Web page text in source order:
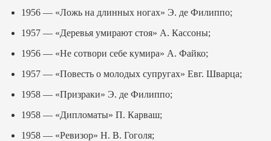
1956 — «Ложь на длинных ногах» Э. де Филиппо;
1957 — «Деревья умирают стоя» А. Кассоны;
1956 — «Не сотвори себе кумира» А. Файко;
1957 — «Повесть о молодых супругах» Евг. Шварца;
1958 — «Призраки» Э. де Филиппо;
1958 — «Дипломаты» П. Карваш;
1958 — «Ревизор» Н. В. Гоголя;